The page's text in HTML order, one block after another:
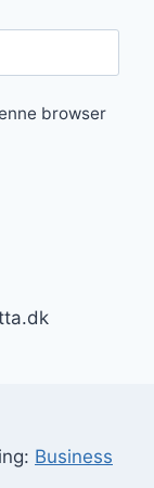
browser
Business